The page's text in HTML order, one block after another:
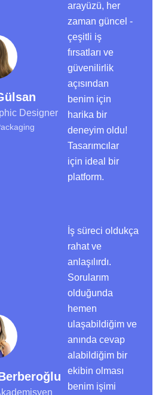
Designer
arayüzü, her
zaman güncel -
çeşitli iş
fırsatları ve
güvenilirlik
açısından
benim için
harika bir
deneyim oldu!
Tasarımcılar
için ideal bir
platform.
İş süreci oldukça
rahat ve
anlaşılırdı.
Sorularım
olduğunda
hemen
ulaşabildiğim ve
anında cevap
alabildiğim bir
ekibin olması
benim işimi